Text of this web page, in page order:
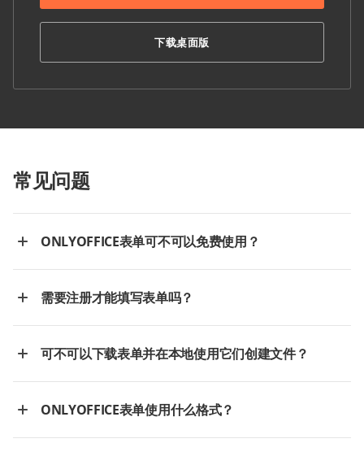
下载桌面版
常见问题
ONLYOFFICE表单可不可以免费使用？
需要注册才能填写表单吗？
可不可以下载表单并在本地使用它们创建文件？
ONLYOFFICE表单使用什么格式？